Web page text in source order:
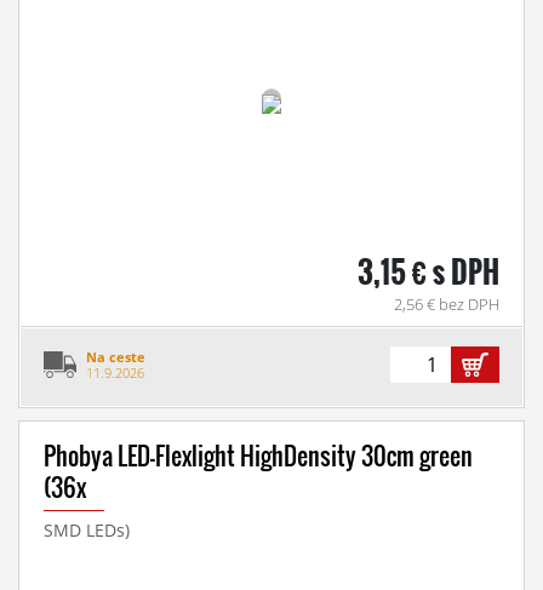
3,15 € s DPH
2,56 € bez DPH
Na ceste
11.9.2026
Phobya LED-Flexlight HighDensity 30cm green
(36x
SMD LEDs)